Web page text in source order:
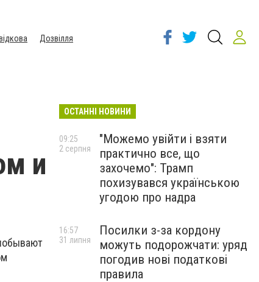
Дозвілля
и
ОСТАННІ НОВИНИ
"Можемо увійти і взяти
практично все, що
захочемо": Трамп
похизувався українською
угодою про надра
09:25
2 серпня
Посилки з-за кордону
можуть подорожчати: уряд
погодив нові податкові
правила
16:57
31 липня